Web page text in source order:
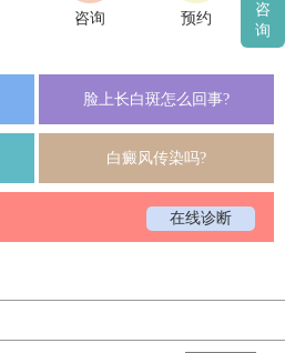
咨询 预约
脸上长白斑怎么回事?
白癜风传染吗?
在线诊断
咨
询